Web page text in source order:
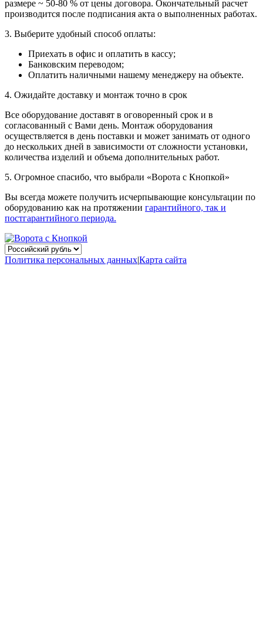
размере ~ 50-80 % от цены договора. Окончательный расчет
производится после подписания акта о выполненных работах.
3. Выберите удобный способ оплаты:
Приехать в офис и оплатить в кассу;
Банковским переводом;
Оплатить наличными нашему менеджеру на объекте.
4. Ожидайте доставку и монтаж точно в срок
Все оборудование доставят в оговоренный срок и в
согласованный с Вами день. Монтаж оборудования
осуществляется в день поставки и может занимать от одного
до нескольких дней в зависимости от сложности установки,
количества изделий и объема дополнительных работ.
5. Огромное спасибо, что выбрали «Ворота с Кнопкой»
Вы всегда можете получить исчерпывающие консультации по
оборудованию как на протяжении гарантийного, так и
постгарантийного периода.
Политика персональных данных|Карта сайта